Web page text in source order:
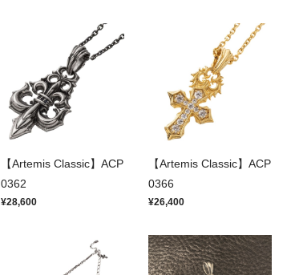
【Artemis Classic】ACP
0362
¥28,600
【Artemis Classic】ACP
0366
¥26,400